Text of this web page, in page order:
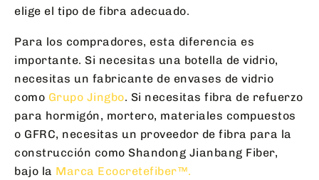
elige el tipo de fibra adecuado.
Para los compradores, esta diferencia es
importante. Si necesitas una botella de vidrio,
necesitas un fabricante de envases de vidrio
como Grupo Jingbo. Si necesitas fibra de refuerzo
para hormigón, mortero, materiales compuestos
o GFRC, necesitas un proveedor de fibra para la
construcción como Shandong Jianbang Fiber,
bajo la Marca Ecocretefiber™.